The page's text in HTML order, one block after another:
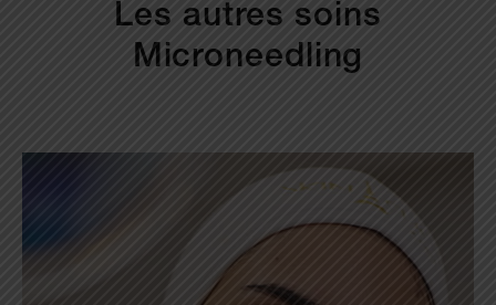
Les autres soins
Microneedling